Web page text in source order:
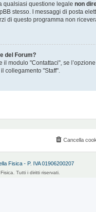
qualsiasi questione legale non
stesso. I messaggi di posta
di questo programma non
del Forum?
modulo "Contattaci", se
collegamento "Staff".
Cancella
Fisica - P. IVA 01906200207
Tutti i diritti riservati.